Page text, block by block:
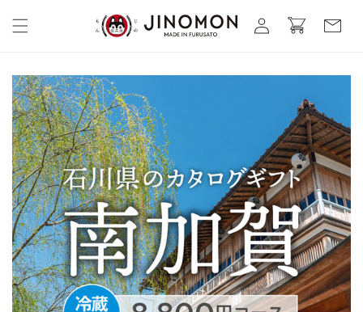
ンツに
進む
グ
イ
ー